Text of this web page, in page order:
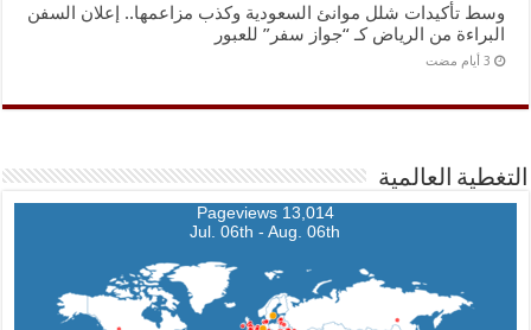
وسط تأكيدات شلل موانئ السعودية وكذب مزاعمها.. إعلان السفن
البراءة من الرياض كـ “جواز سفر” للعبور
التغطية العالمية
13,014 Pageviews
Jul. 06th - Aug. 06th